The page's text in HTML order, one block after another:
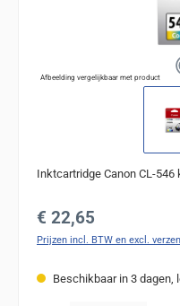
Afbeelding vergelijkbaar met product
Inktcartridge Canon CL-546
Normale prijs:
€ 22,65
Prijzen incl. BTW en excl.
Beschikbaar in 3 dagen,